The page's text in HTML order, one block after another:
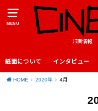
MENU
邦画情報
紙面について インタビュー
HOME 2020年 4月